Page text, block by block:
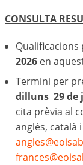
CONSULTA
2026 en
Termini per
dilluns 29 de
cita prèvia al
anglès, català